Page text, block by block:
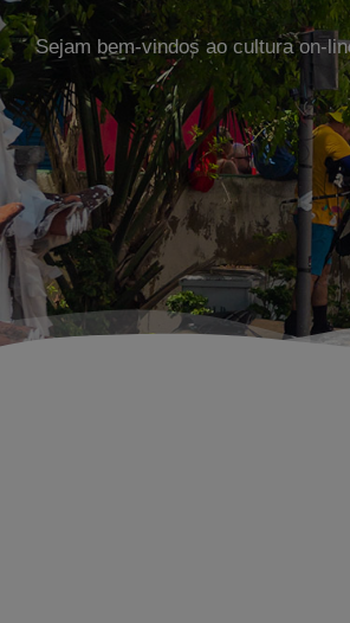
Sejam bem-vindos ao cultura on-